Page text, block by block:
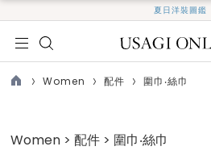
夏日洋裝圖鑑
Women 配件 圍巾‧絲巾
Women > 配件 > 圍巾‧絲巾